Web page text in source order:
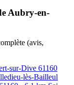
Aubry-en-
(avis,
sur-Dive 61160
lès-Bailleul